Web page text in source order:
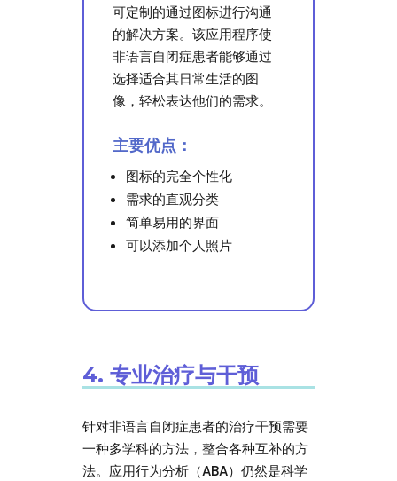
可定制的通过图标进行沟通
的解决方案。该应用程序使
非语言自闭症患者能够通过
选择适合其日常生活的图
像，轻松表达他们的需求。
主要优点：
图标的完全个性化
需求的直观分类
简单易用的界面
可以添加个人照片
4. 专业治疗与干预
针对非语言自闭症患者的治疗干预需要
一种多学科的方法，整合各种互补的方
法。应用行为分析（ABA）仍然是科学